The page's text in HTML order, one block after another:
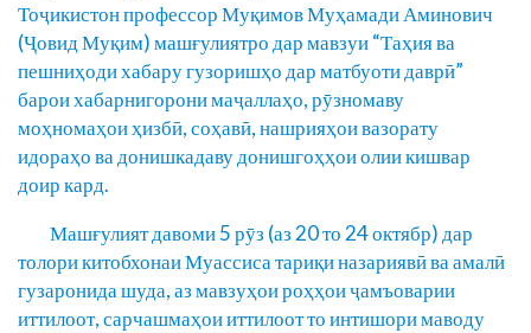
Тоҷикистон профессор Муқимов Муҳамади Аминович
(Ҷовид Муқим) машғулиятро дар мавзуи “Таҳия ва
пешниҳоди хабару гузоришҳо дар матбуоти даврӣ”
барои хабарнигорони маҷаллаҳо, рӯзномаву
моҳномаҳои ҳизбӣ, соҳавӣ, нашрияҳои вазорату
идораҳо ва донишкадаву донишгоҳҳои олии кишвар
доир кард.
Машғулият давоми 5 рӯз (аз 20 то 24 октябр) дар
толори китобхонаи Муассиса тариқи назариявӣ ва амалӣ
гузаронида шуда, аз мавзуҳои роҳҳои ҷамъоварии
иттилоот, сарчашмаҳои иттилоот то интишори маводу